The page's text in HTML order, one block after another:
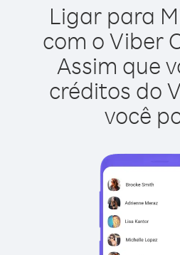
Ligar para
com o Viber
Assim que
créditos do
você